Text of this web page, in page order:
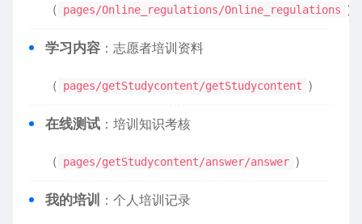
（ pages/Online_regulations/Online_regulations ）
​学习内容​ ​：志愿者培训资料
（ pages/getStudycontent/getStudycontent ）
​在线测试​ ​：培训知识考核
（ pages/getStudycontent/answer/answer ）
​我的培训​ ​：个人培训记录